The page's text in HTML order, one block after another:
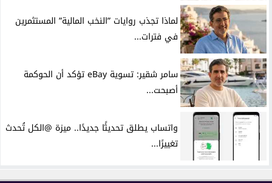
لماذا تجذب روايات ”النخب المالية” المستثمرين
في فترات...
سامر شقير: تسوية eBay تؤكد أن الحوكمة
أصبحت...
واتساب يطلق تحديثًا جديدًا.. ميزة @الكل تُحدث
تغييرًا...